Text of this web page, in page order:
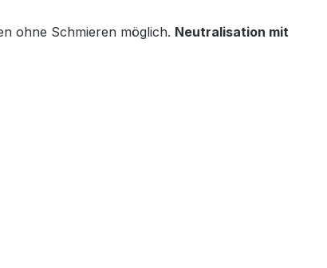
ohne Schmieren möglich. Neutralisation mit